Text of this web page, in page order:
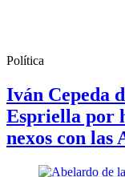
Política
Iván Cepeda
Espriella por
nexos con las